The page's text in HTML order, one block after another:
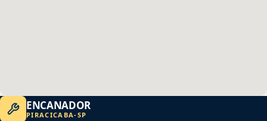
ENCANADOR
PIRACICABA-SP